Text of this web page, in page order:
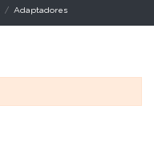
Adaptadores